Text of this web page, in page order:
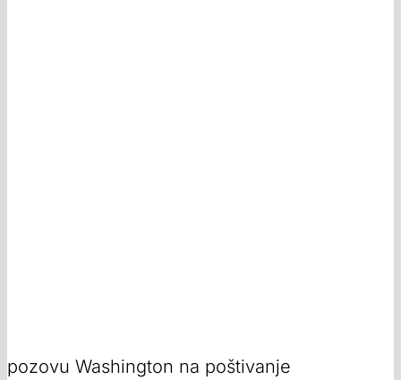
pozovu Washington na poštivanje